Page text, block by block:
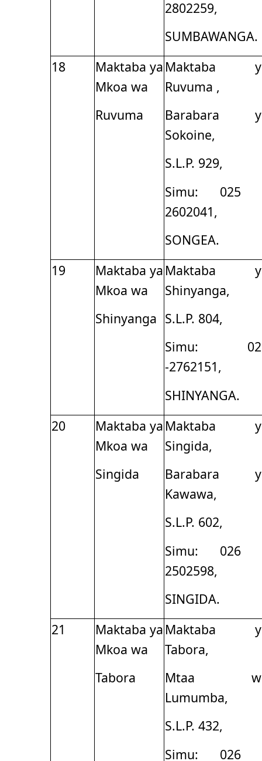
2802259,
SUMBAWANGA.
18
Maktaba ya
Mkoa wa
Ruvuma
Maktaba
Ruvuma ,
Barabara
Sokoine,
S.L.P. 929,
Simu: 025
2602041,
SONGEA.
19
Maktaba ya
Mkoa wa
Shinyanga
Maktaba
Shinyanga,
S.L.P. 804,
Simu:
-2762151,
SHINYANGA.
20
Maktaba ya
Mkoa wa
Singida
Maktaba
Singida,
Barabara
Kawawa,
S.L.P. 602,
Simu: 026
2502598,
SINGIDA.
21
Maktaba ya
Mkoa wa
Tabora
Maktaba
Tabora,
Mtaa
Lumumba,
S.L.P. 432,
Simu: 026